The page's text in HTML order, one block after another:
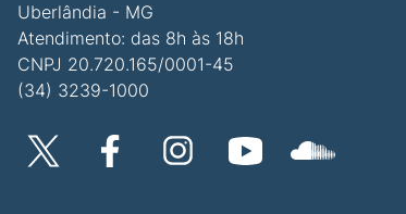
Uberlândia - MG
Atendimento: das 8h às 18h
CNPJ 20.720.165/0001-45
(34) 3239-1000